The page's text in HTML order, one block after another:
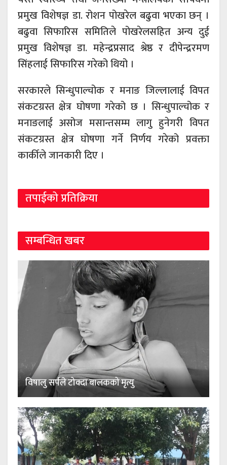
प्रमुख विशेषज्ञ डा. रोशन पोखरेल बढुवा भएका छन् ।
बढुवा सिफारिस समितिले पोखरेलसहित अन्य दुई
प्रमुख विशेषज्ञ डा. महेन्द्रप्रसाद श्रेष्ठ र दीपेन्द्ररमण
सिंहलाई सिफारिस गरेको थियो ।
सरकारले सिन्धुपाल्चोक र मनाङ जिल्लालाई विपत
संकटग्रस्त क्षेत्र घोषणा गरेको छ । सिन्धुपाल्चोक र
मनाङलाई असोज मसान्तसम्म लागु हुनेगरी विपत
संकटग्रस्त क्षेत्र घोषणा गर्ने निर्णय गरेको प्रवक्ता
कार्कीले जानकारी दिए ।
तपाईको प्रतिक्रिया
सम्बन्धित खबर
विषालु सर्पले टोक्दा बालकको मृत्यु